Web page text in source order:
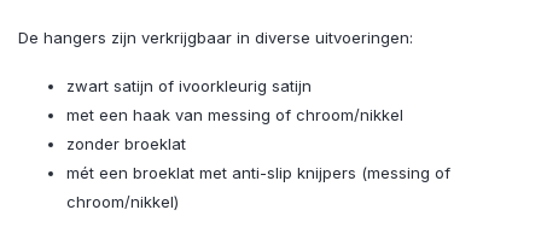
De hangers zijn verkrijgbaar in diverse uitvoeringen:
zwart satijn of ivoorkleurig satijn
met een haak van messing of chroom/nikkel
zonder broeklat
mét een broeklat met anti-slip knijpers (messing of
chroom/nikkel)